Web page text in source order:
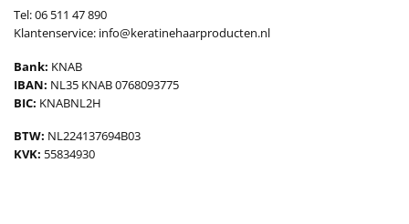
Tel: 06 511 47 890
Klantenservice: info@keratinehaarproducten.nl
Bank: KNAB
IBAN: NL35 KNAB 0768093775
BIC: KNABNL2H
BTW: NL224137694B03
KVK: 55834930